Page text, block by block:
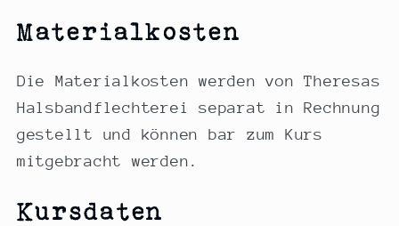
Materialkosten
Die Materialkosten werden von Theresas
Halsbandflechterei separat in Rechnung
gestellt und können bar zum Kurs
mitgebracht werden.
Kursdaten